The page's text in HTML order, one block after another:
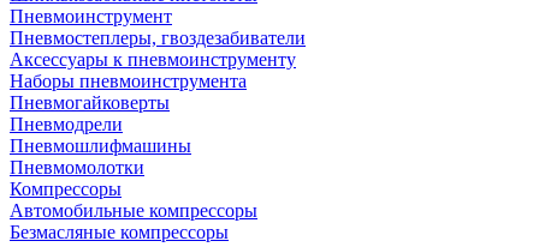
Пневмоинструмент
Пневмостеплеры, гвоздезабиватели
Аксессуары к пневмоинструменту
Наборы пневмоинструмента
Пневмогайковерты
Пневмодрели
Пневмошлифмашины
Пневмомолотки
Компрессоры
Автомобильные компрессоры
Безмасляные компрессоры